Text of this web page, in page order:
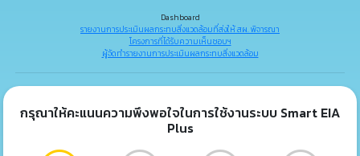
Dashboard
รายงานการประเมินผลกระทบสิ่งแวดล้อมที่ส่งให้ สผ. พิจารณา
โครงการที่ได้รับความเห็นชอบฯ
ผู้จัดทำรายงานการประเมินผลกระทบสิ่งแวดล้อม
กรุณาให้คะแนนความพึงพอใจในการใช้งานระบบ Smart EIA
Plus